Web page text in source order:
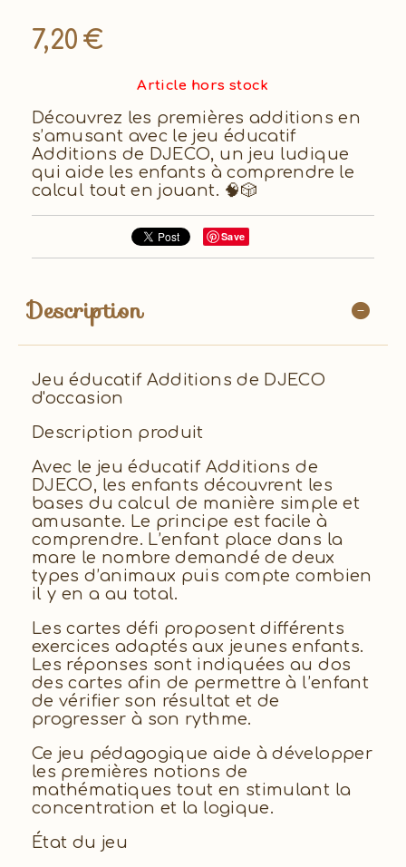
7,20 €
Article hors stock
Découvrez les premières additions en
s’amusant avec le jeu éducatif
Additions de DJECO, un jeu ludique
qui aide les enfants à comprendre le
calcul tout en jouant. 🧠🎲
Save
Description
Jeu éducatif Additions de DJECO
d'occasion
Description produit
Avec le jeu éducatif Additions de
DJECO, les enfants découvrent les
bases du calcul de manière simple et
amusante. Le principe est facile à
comprendre. L’enfant place dans la
mare le nombre demandé de deux
types d’animaux puis compte combien
il y en a au total.
Les cartes défi proposent différents
exercices adaptés aux jeunes enfants.
Les réponses sont indiquées au dos
des cartes afin de permettre à l’enfant
de vérifier son résultat et de
progresser à son rythme.
Ce jeu pédagogique aide à développer
les premières notions de
mathématiques tout en stimulant la
concentration et la logique.
État du jeu